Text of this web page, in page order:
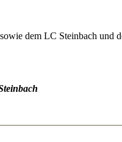
dem LC Steinbach und